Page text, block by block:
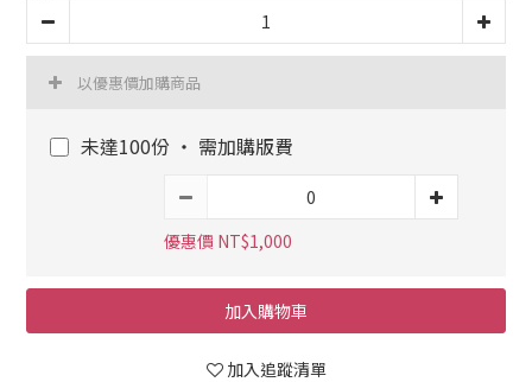
以優惠價加購商品
未達100份 ‧ 需加購版費
優惠價 NT$1,000
加入購物車
加入追蹤清單